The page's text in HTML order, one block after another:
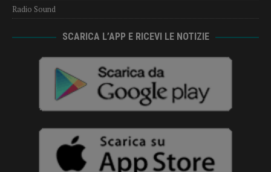
Radio Sound
SCARICA L’APP E RICEVI LE NOTIZIE